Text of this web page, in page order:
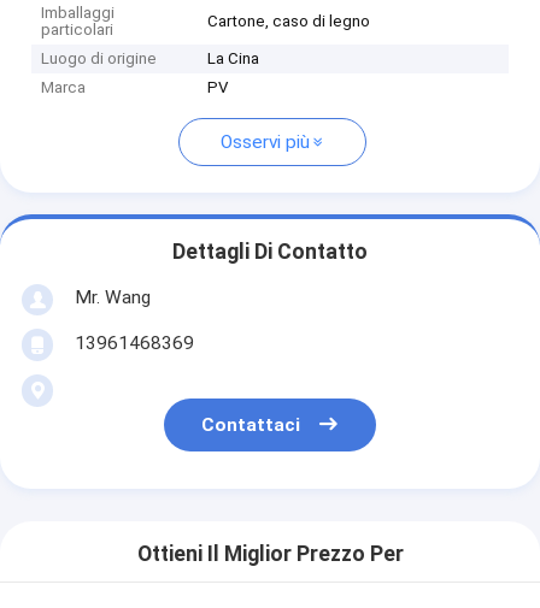
Imballaggi
particolari
Cartone, caso di legno
Luogo di origine
La Cina
Marca
PV
Osservi più
Dettagli Di Contatto
Mr. Wang
13961468369
Contattaci
Ottieni Il Miglior Prezzo Per